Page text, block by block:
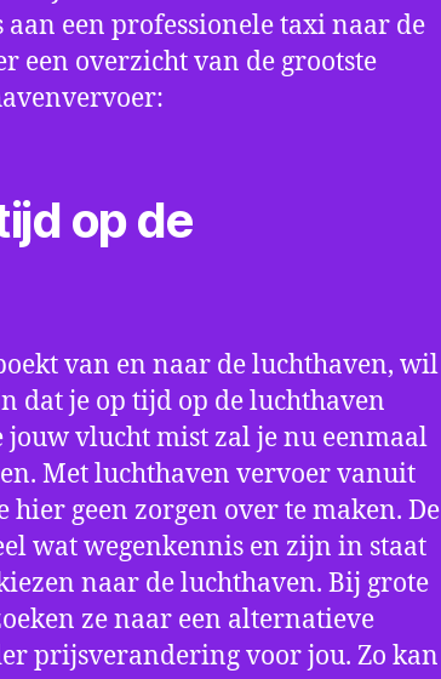
een professionele taxi naar de
een overzicht van de grootste
op de
van en naar de luchthaven, wil
dat je op tijd op de luchthaven
jouw vlucht mist zal je nu eenmaal
Met luchthaven vervoer vanuit
hier geen zorgen over te maken. De
wat wegenkennis en zijn in staat
naar de luchthaven. Bij grote
ze naar een alternatieve
prijsverandering voor jou. Zo kan